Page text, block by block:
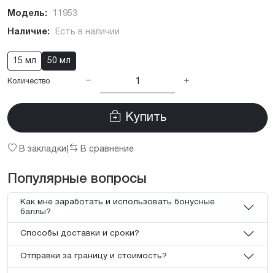
Модель: 11953
Наличие: Есть в наличии
15 мл 50 мл
Количество
Купить
В закладки В сравнение
Популярные вопросы
Как мне заработать и использовать бонусные
баллы?
Способы доставки и сроки?
Отправки за границу и стоимость?